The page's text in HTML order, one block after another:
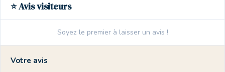
⭐ Avis visiteurs
Soyez le premier à laisser un avis !
Votre avis